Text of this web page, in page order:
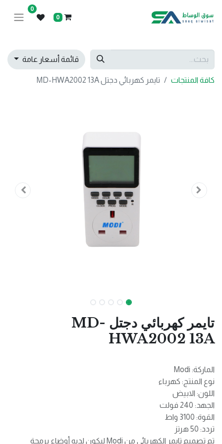
0
0
قائمة أسعار عامة
كافة المنتجات تايمر كهربائي دجتل MD-HWA2002 13A
تايمر كهربائي دجتل MD-
HWA2002 13A
الماركة: Modi
نوع المنتج: كهرباء
اللون: الابيض
الجهد: 240 فولت
القوة: 3100 واط
تردد: 50 هرتز
تم تصميم تايمر الكهربائي من Modi ليكون لديه أوضاع برمجة